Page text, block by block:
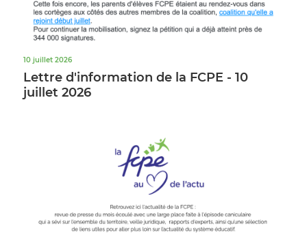
10 juillet 2026
Lettre d'information de la FCPE - 10
juillet 2026